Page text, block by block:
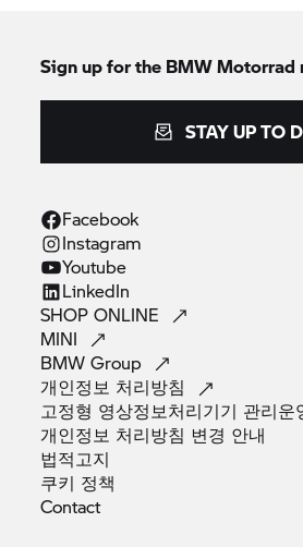
Sign up for the BMW Motorrad
STAY UP TO
Facebook
Instagram
Youtube
LinkedIn
SHOPONLINE
MINI
BMWGroup
개인정보 처리방침
고정형 영상정보처리기기 관리운
개인정보 처리방침 변경 안내
법적고지
쿠키 정책
Contact